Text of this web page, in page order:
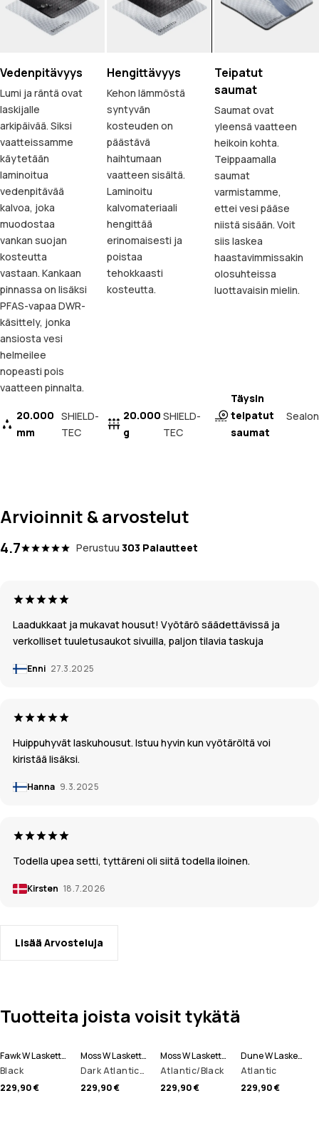
Vedenpitävyys
Lumi ja räntä ovat
laskijalle
arkipäivää. Siksi
vaatteissamme
käytetään
laminoitua
vedenpitävää
kalvoa, joka
muodostaa
vankan suojan
kosteutta
vastaan. Kankaan
pinnassa on lisäksi
PFAS-vapaa DWR-
käsittely, jonka
ansiosta vesi
helmeilee
nopeasti pois
vaatteen pinnalta.
20.000
mm
SHIELD-
TEC
Hengittävyys
Kehon lämmöstä
syntyvän
kosteuden on
päästävä
haihtumaan
vaatteen sisältä.
Laminoitu
kalvomateriaali
hengittää
erinomaisesti ja
poistaa
tehokkaasti
kosteutta.
20.000
g
SHIELD-
TEC
Teipatut
saumat
Saumat ovat
yleensä vaatteen
heikoin kohta.
Teippaamalla
saumat
varmistamme,
ettei vesi pääse
niistä sisään. Voit
siis laskea
haastavimmissakin
olosuhteissa
luottavaisin mielin.
Täysin
teipatut
saumat
Sealon
Arvioinnit & arvostelut
4.7 Perustuu 303 Palautteet
Laadukkaat ja mukavat housut! Vyötärö säädettävissä ja
verkolliset tuuletusaukot sivuilla, paljon tilavia taskuja
Enni 27.3.2025
Huippuhyvät laskuhousut. Istuu hyvin kun vyötäröltä voi
kiristää lisäksi.
Hanna 9.3.2025
Todella upea setti, tyttäreni oli siitä todella iloinen.
Kirsten 18.7.2026
Lisää Arvosteluja
Tuotteita joista voisit tykätä
Fawk W Lasketteluhousut Naiset
Black
229,90 €
Moss W Laskettelutakki Naiset
Dark Atlantic/Black
229,90 €
Moss W Laskettelutakki Naiset
Atlantic/Black
229,90 €
Dune W Laskettelutakki Naiset
Atlantic
229,90 €